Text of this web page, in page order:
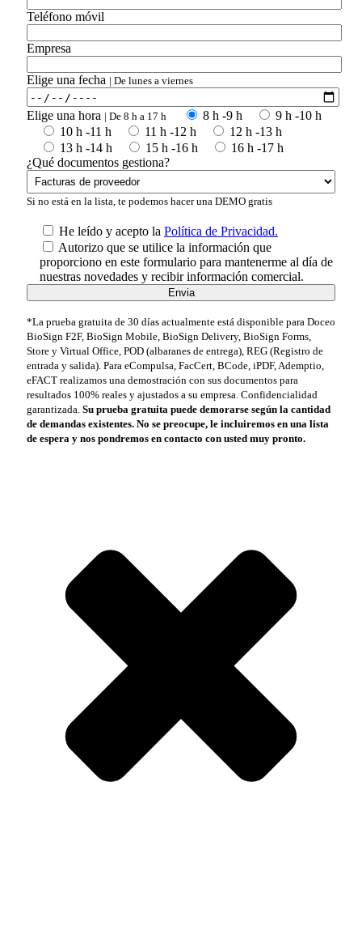
Teléfono móvil
Empresa
Elige una fecha | De lunes a viernes
Elige una hora | De 8 h a 17 h 8 h -9 h
9 h -10 h
10 h -11 h
11 h -12 h
12 h -13 h
13 h -14 h
15 h -16 h
16 h -17 h
¿Qué documentos gestiona?
Si no está en la lista, te podemos hacer una DEMO gratis
He leído y acepto la Política de Privacidad.
Autorizo que se utilice la información que
proporciono en este formulario para mantenerme al día de
nuestras novedades y recibir información comercial.
*La prueba gratuita de 30 días actualmente está disponible para Doceo
BioSign F2F, BioSign Mobile, BioSign Delivery, BioSign Forms,
Store y Virtual Office, POD (albaranes de entrega), REG (Registro de
entrada y salida). Para eCompulsa, FacCert, BCode, iPDF, Ademptio,
eFACT realizamos una demostración con sus documentos para
resultados 100% reales y ajustados a su empresa. Confidencialidad
garantizada. Su prueba gratuita puede demorarse según la cantidad
de demandas existentes. No se preocupe, le incluiremos en una lista
de espera y nos pondremos en contacto con usted muy pronto.